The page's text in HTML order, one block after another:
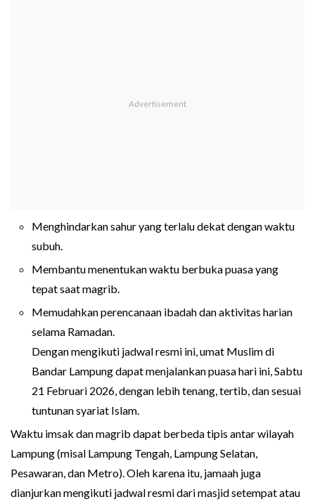
Menghindarkan sahur yang terlalu dekat dengan waktu
subuh.
Membantu menentukan waktu berbuka puasa yang
tepat saat magrib.
Memudahkan perencanaan ibadah dan aktivitas harian
selama Ramadan.
Dengan mengikuti jadwal resmi ini, umat Muslim di
Bandar Lampung dapat menjalankan puasa hari ini, Sabtu
21 Februari 2026, dengan lebih tenang, tertib, dan sesuai
tuntunan syariat Islam.
Waktu imsak dan magrib dapat berbeda tipis antar wilayah
Lampung (misal Lampung Tengah, Lampung Selatan,
Pesawaran, dan Metro). Oleh karena itu, jamaah juga
dianjurkan mengikuti jadwal resmi dari masjid setempat atau